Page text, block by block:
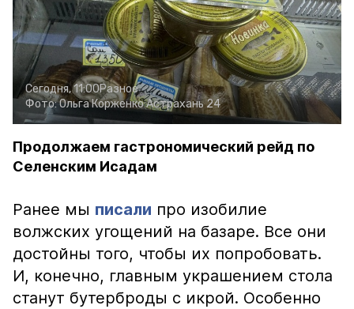
Сегодня, 11:00Разное
Фото:Ольга КорженкоАстрахань 24
Продолжаем гастрономический рейд по
Селенским Исадам
Ранее мы писали про изобилие
волжских угощений на базаре. Все они
достойны того, чтобы их попробовать.
И, конечно, главным украшением стола
станут бутерброды с икрой. Особенно